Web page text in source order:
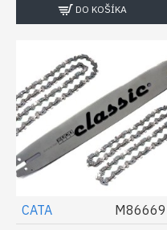
DO KOŠÍKA
CATA M86669